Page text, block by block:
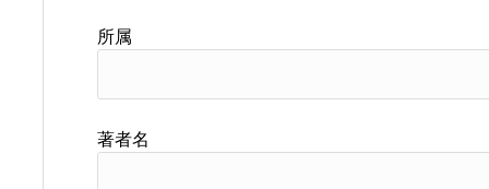
所属
著者名